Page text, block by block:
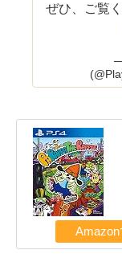
ぜひ、ご覧く
Amazon